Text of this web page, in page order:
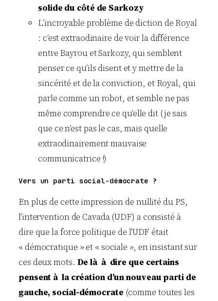
solide du côté de Sarkozy
L’incroyable problème de diction de Royal
: c’est extraodinaire de voir la différence
entre Bayrou et Sarkozy, qui semblent
penser ce qu’ils disent et y mettre de la
sincérité et de la conviction, et Royal, qui
parle comme un robot, et semble ne pas
même comprendre ce qu’elle dit (je sais
que ce n’est pas le cas, mais quelle
extraodinairement mauvaise
communicatrice !)
Vers un parti social-démocrate ?
En plus de cette impression de nullité du PS,
l’intervention de Cavada (UDF) a consisté à
dire que la force politique de l’UDF était
« démocratique » et « sociale », en insistant sur
ces deux mots. De là à dire que certains
pensent à la création d’un nouveau parti de
gauche, social-démocrate (comme toutes les